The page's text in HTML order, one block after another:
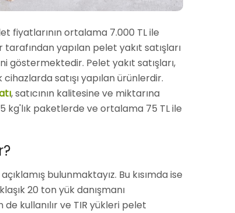
fiyatlarının ortalama 7.000 TL ile
yapılan pelet yakıt satışları
göstermektedir. Pelet yakıt satışları,
satışı yapılan ürünlerdir.
, satıcının kalitesine ve miktarına
kg'lık paketlerde ve ortalama 75 TL ile
bulunmaktayız. Bu kısımda ise
20 ton yük danışmanı
kullanılır ve TIR yükleri pelet